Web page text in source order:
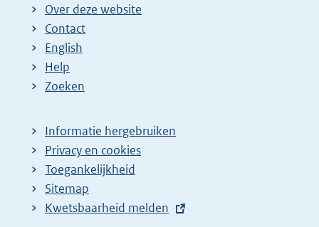
Over deze website
Contact
English
Help
Zoeken
Informatie hergebruiken
Privacy en cookies
Toegankelijkheid
Sitemap
E
Kwetsbaarheid melden